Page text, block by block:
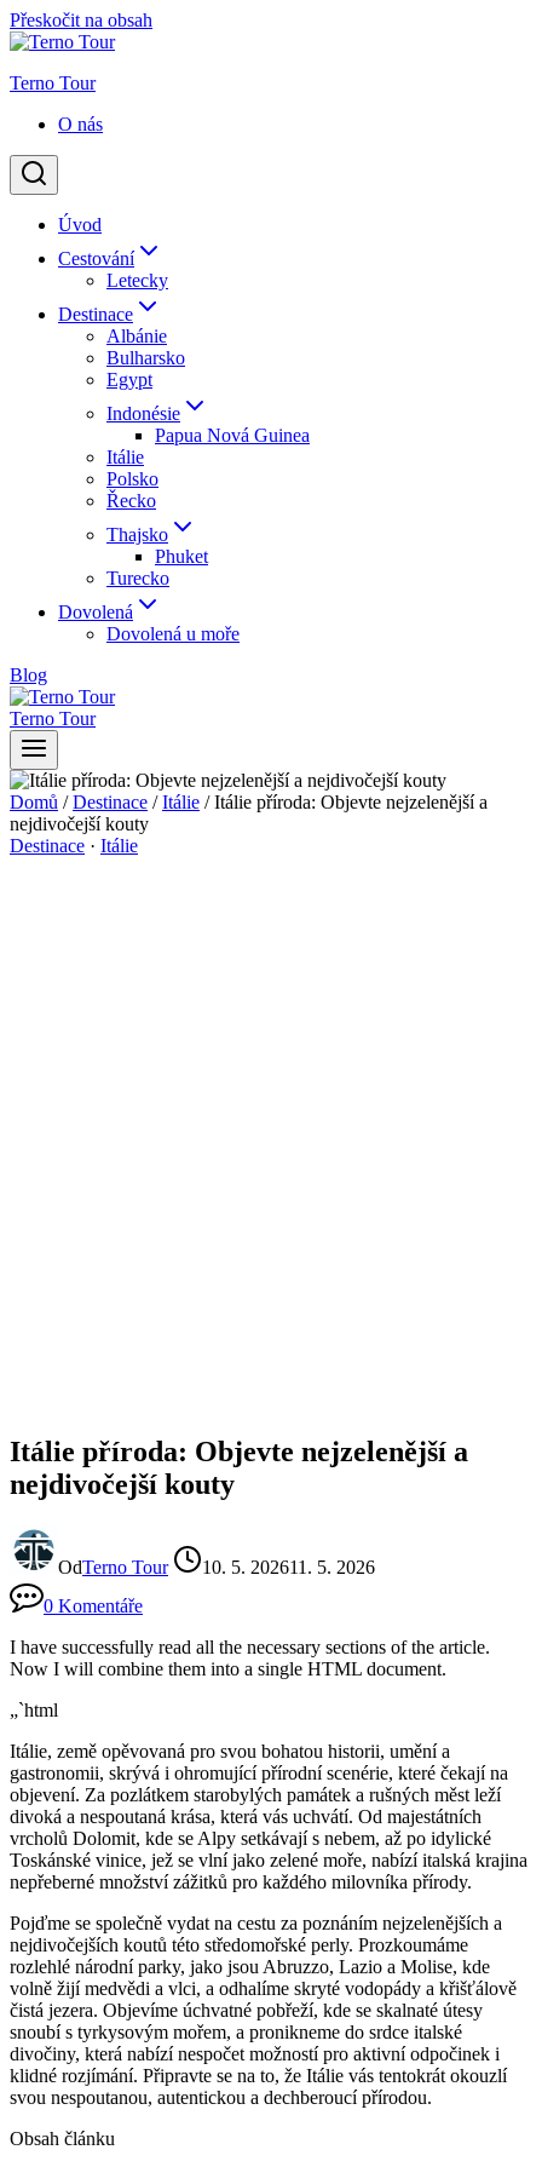
Přeskočit na obsah
Terno Tour
O nás
Úvod
Cestování
Letecky
Destinace
Albánie
Bulharsko
Egypt
Indonésie
Papua Nová Guinea
Itálie
Polsko
Řecko
Thajsko
Phuket
Turecko
Dovolená
Dovolená u moře
Blog
Terno Tour
Domů / Destinace / Itálie / Itálie příroda: Objevte nejzelenější a
nejdivočejší kouty
Destinace · Itálie
Itálie příroda: Objevte nejzelenější a
nejdivočejší kouty
OdTerno Tour 10. 5. 202611. 5. 2026
0 Komentáře
I have successfully read all the necessary sections of the article.
Now I will combine them into a single HTML document.
„`html
Itálie, země opěvovaná pro svou bohatou historii, umění a
gastronomii, skrývá i ohromující přírodní scenérie, které čekají na
objevení. Za pozlátkem starobylých památek a rušných měst leží
divoká a nespoutaná krása, která vás uchvátí. Od majestátních
vrcholů Dolomit, kde se Alpy setkávají s nebem, až po idylické
Toskánské vinice, jež se vlní jako zelené moře, nabízí italská krajina
nepřeberné množství zážitků pro každého milovníka přírody.
Pojďme se společně vydat na cestu za poznáním nejzelenějších a
nejdivočejších koutů této středomořské perly. Prozkoumáme
rozlehlé národní parky, jako jsou Abruzzo, Lazio a Molise, kde
volně žijí medvědi a vlci, a odhalíme skryté vodopády a křišťálově
čistá jezera. Objevíme úchvatné pobřeží, kde se skalnaté útesy
snoubí s tyrkysovým mořem, a pronikneme do srdce italské
divočiny, která nabízí nespočet možností pro aktivní odpočinek i
klidné rozjímání. Připravte se na to, že Itálie vás tentokrát okouzlí
svou nespoutanou, autentickou a dechberoucí přírodou.
Obsah článku